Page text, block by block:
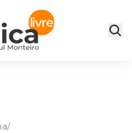
/